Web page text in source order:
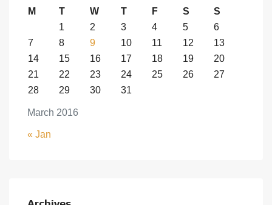
March 2016
M T W T F S
S
1
2 3 4 5
6
7
8 9 10 11 12
13
14
15 16 17 18 19
20
21
22 23 24 25 26
27
28
29 30 31
« Jan